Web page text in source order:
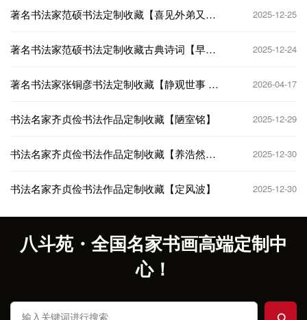
著名书法家范硕书法定制收藏【喜见外弟又言
2025-12-25
著名书法家范硕书法定制收藏古典诗词【早
2025-12-24
著名书法家张铜彦书法定制收藏【静观世事 笑
2026-04-17
书法名家齐贞俭书法作品定制收藏【陋室铭】 2025-12-29
书法名家齐贞俭书法作品定制收藏【养浩然正
2025-12-30
书法名家齐贞俭书法作品定制收藏【定风波】 2025-12-30
八斗苑・全国名家书画高端定制中
心！